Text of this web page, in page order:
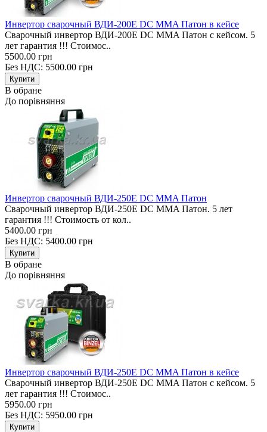
Инвертор сварочный ВДИ-200E DC MMA Патон в кейсе
Сварочный инвертор ВДИ-200E DC MMA Патон с кейсом. 5
лет гарантия !!! Стоимос..
5500.00 грн
Без НДС: 5500.00 грн
В обране
До порівняння
Инвертор сварочный ВДИ-250E DC MMA Патон
Сварочный инвертор ВДИ-250E DC MMA Патон. 5 лет
гарантия !!! Стоимость от кол..
5400.00 грн
Без НДС: 5400.00 грн
В обране
До порівняння
Инвертор сварочный ВДИ-250E DC MMA Патон в кейсе
Сварочный инвертор ВДИ-250E DC MMA Патон с кейсом. 5
лет гарантия !!! Стоимос..
5950.00 грн
Без НДС: 5950.00 грн